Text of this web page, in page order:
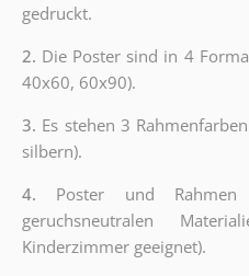
gedruckt.
2. Die Poster sind in 4
40x60, 60x90).
3. Es stehen 3
silbern).
4. Poster und
geruchsneutralen
Kinderzimmer geeignet).